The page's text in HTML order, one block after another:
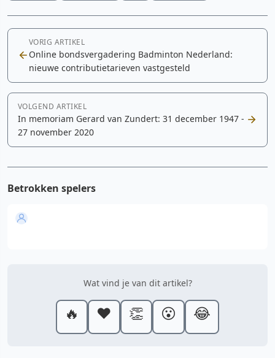
VORIG ARTIKEL
Online bondsvergadering Badminton Nederland:
nieuwe contributietarieven vastgesteld
VOLGEND ARTIKEL
In memoriam Gerard van Zundert: 31 december 1947 -
27 november 2020
Betrokken spelers
Wat vind je van dit artikel?
🔥 ❤️ 👏 😮 😂